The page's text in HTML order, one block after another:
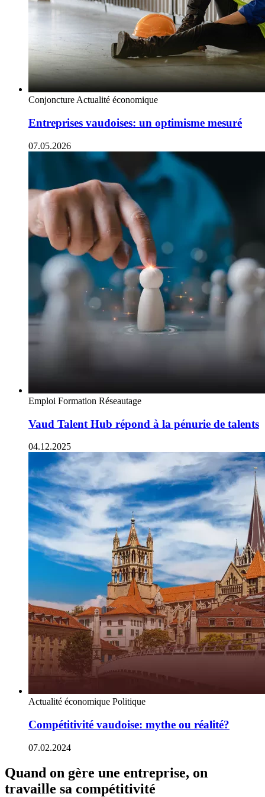
ConjonctureActualité économique
Entreprises vaudoises: un optimisme mesuré
07.05.2026
Emploi Formation Réseautage
Vaud Talent Hub répond à la pénurie de talents
04.12.2025
Actualité économique Politique
Compétitivité vaudoise: mythe ou réalité?
07.02.2024
Quand on gère une entreprise, on
travaille sa compétitivité